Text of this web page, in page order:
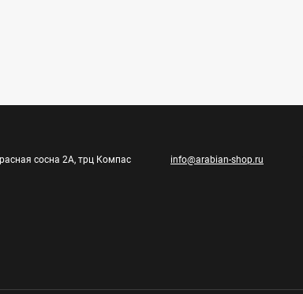
сосна 2А, трц Компас info@arabian-shop.ru